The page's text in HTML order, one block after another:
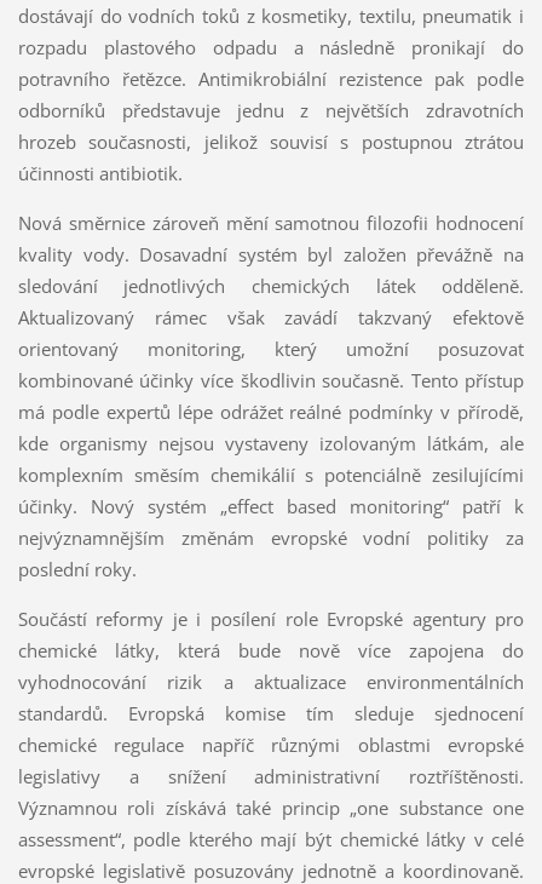
dostávají do vodních toků z kosmetiky, textilu, pneumatik i
rozpadu plastového odpadu a následně pronikají do
potravního řetězce. Antimikrobiální rezistence pak podle
odborníků představuje jednu z největších zdravotních
hrozeb současnosti, jelikož souvisí s postupnou ztrátou
účinnosti antibiotik.
Nová směrnice zároveň mění samotnou filozofii hodnocení
kvality vody. Dosavadní systém byl založen převážně na
sledování jednotlivých chemických látek odděleně.
Aktualizovaný rámec však zavádí takzvaný efektově
orientovaný monitoring, který umožní posuzovat
kombinované účinky více škodlivin současně. Tento přístup
má podle expertů lépe odrážet reálné podmínky v přírodě,
kde organismy nejsou vystaveny izolovaným látkám, ale
komplexním směsím chemikálií s potenciálně zesilujícími
účinky. Nový systém „effect based monitoring“ patří k
nejvýznamnějším změnám evropské vodní politiky za
poslední roky.
Součástí reformy je i posílení role Evropské agentury pro
chemické látky, která bude nově více zapojena do
vyhodnocování rizik a aktualizace environmentálních
standardů. Evropská komise tím sleduje sjednocení
chemické regulace napříč různými oblastmi evropské
legislativy a snížení administrativní roztříštěnosti.
Významnou roli získává také princip „one substance one
assessment“, podle kterého mají být chemické látky v celé
evropské legislativě posuzovány jednotně a koordinovaně.